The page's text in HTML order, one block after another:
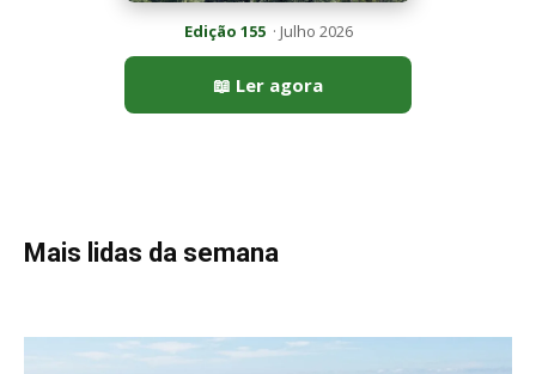
Edição 155· Julho 2026
📖 Ler agora
Mais lidas da semana